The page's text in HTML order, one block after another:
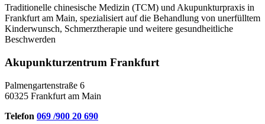
Traditionelle chinesische Medizin (TCM) und Akupunkturpraxis in
Frankfurt am Main, spezialisiert auf die Behandlung von unerfülltem
Kinderwunsch, Schmerztherapie und weitere gesundheitliche
Beschwerden
Akupunkturzentrum Frankfurt
Palmengartenstraße 6
60325 Frankfurt am Main
Telefon 069 /900 20 690